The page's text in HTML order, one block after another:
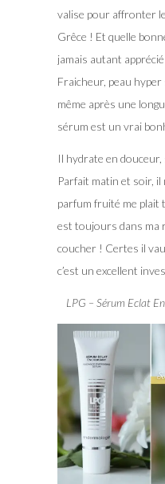
valise pour affronter
Grêce ! Et quelle
jamais autant
Fraicheur, peau
même après une
sérum est un vrai
Il hydrate en
Parfait matin et soir, il
parfum fruité me plait
est toujours dans ma
coucher ! Certes il
c’est un excellent
LPG – Sérum Eclat